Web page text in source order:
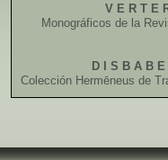
V E R T E
Monográficos de la
D I S B A B
Colección Hermēneus de